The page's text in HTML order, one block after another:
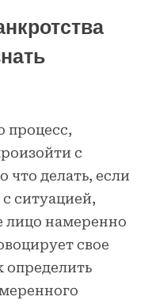
процесс,
с
делать, если
ситуацией,
лицо намеренно
свое
определить